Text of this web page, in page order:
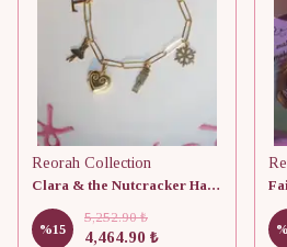
Reorah Collection
Clara & the Nutcracker Harfli Locket 925 Gümüş Bileklik
%15
5,252.90 ₺
4,464.90 ₺ %